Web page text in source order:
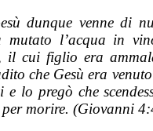
dunque venne di
mutato l’acqua in
il cui figlio era
che Gesù era
e lo pregò che
per morire. (Giovanni